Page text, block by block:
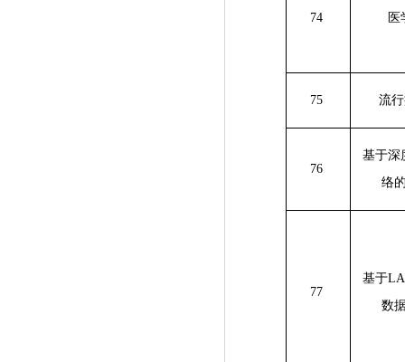
74 医
75 流
76
基于深
络
77
基于
数